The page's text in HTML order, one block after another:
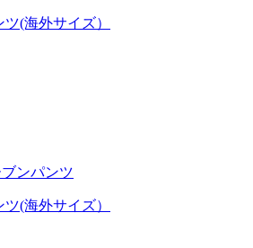
(海外サイズ）
ンパンツ
(海外サイズ）